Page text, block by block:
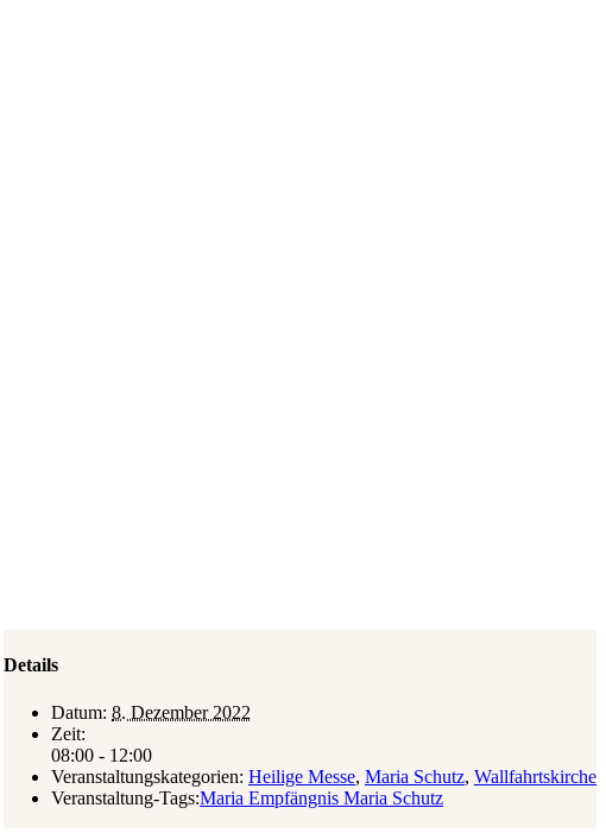
Details
Datum: 8. Dezember 2022
Zeit:
08:00 - 12:00
Veranstaltungskategorien: Heilige Messe, Maria Schutz, Wallfahrtskirche
Veranstaltung-Tags:Maria Empfängnis Maria Schutz